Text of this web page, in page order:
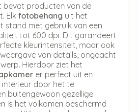
bevat producten van de
Elk fotobehang uit het
stand met gebruik van een
tot 600 dpi. Dit garandeert
kleurintensiteit, maar ook
van details, ongeacht
Hierdoor ziet het
er perfect uit en
door het te
buitengewoon gezellige
is het volkomen beschermd